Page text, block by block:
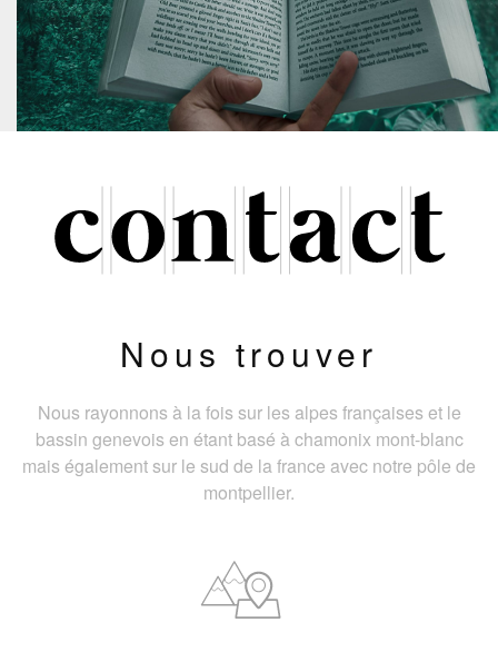
Nous trouver
Nous rayonnons à la fois sur les alpes françaises et le
bassin genevois en étant basé à chamonix mont-blanc
mais également sur le sud de la france avec notre pôle de
montpellier.